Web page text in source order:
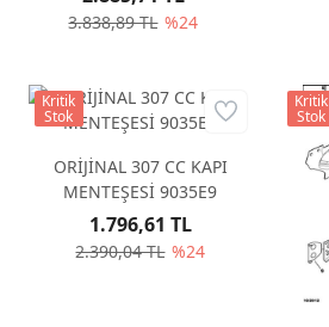
3.838,89 TL %24
ORİJİNAL 307 CC KAPI
MENTEŞESİ 9035E9
2.390,04 TL %24
1.796,61 TL
Kritik
Stok
Kritik
Stok